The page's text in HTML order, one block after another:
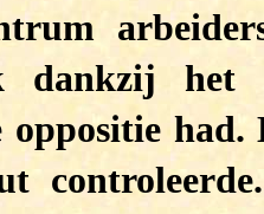
dankzij
oppositie